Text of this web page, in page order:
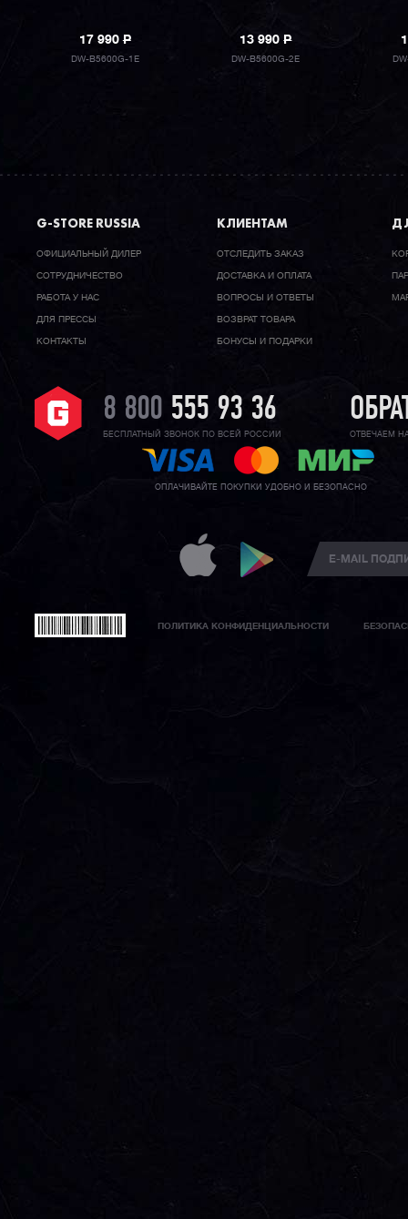
17 990P
DW-B5600G-1E
13 990P
DW-B5600G-2E
G-STORE RUSSIA
ОФИЦИАЛЬНЫЙ ДИЛЕР
CОТРУДНИЧЕСТВО
РАБОТА У НАС
ДЛЯ ПРЕССЫ
КОНТАКТЫ
КЛИЕНТАМ
ОТСЛЕДИТЬ ЗАКАЗ
ДОСТАВКА И ОПЛАТА
ВОПРОСЫ И ОТВЕТЫ
ВОЗВРАТ ТОВАРА
БОНУСЫ И ПОДАРКИ
8 800 555 93 36
БЕСПЛАТНЫЙ ЗВОНОК ПО ВСЕЙ РОССИИ ОТВЕЧАЕМ
ОПЛАЧИВАЙТЕ ПОКУПКИ УДОБНО И БЕЗОПАСНО
ПОЛИТИКА КОНФИДЕНЦИАЛЬНОСТИ